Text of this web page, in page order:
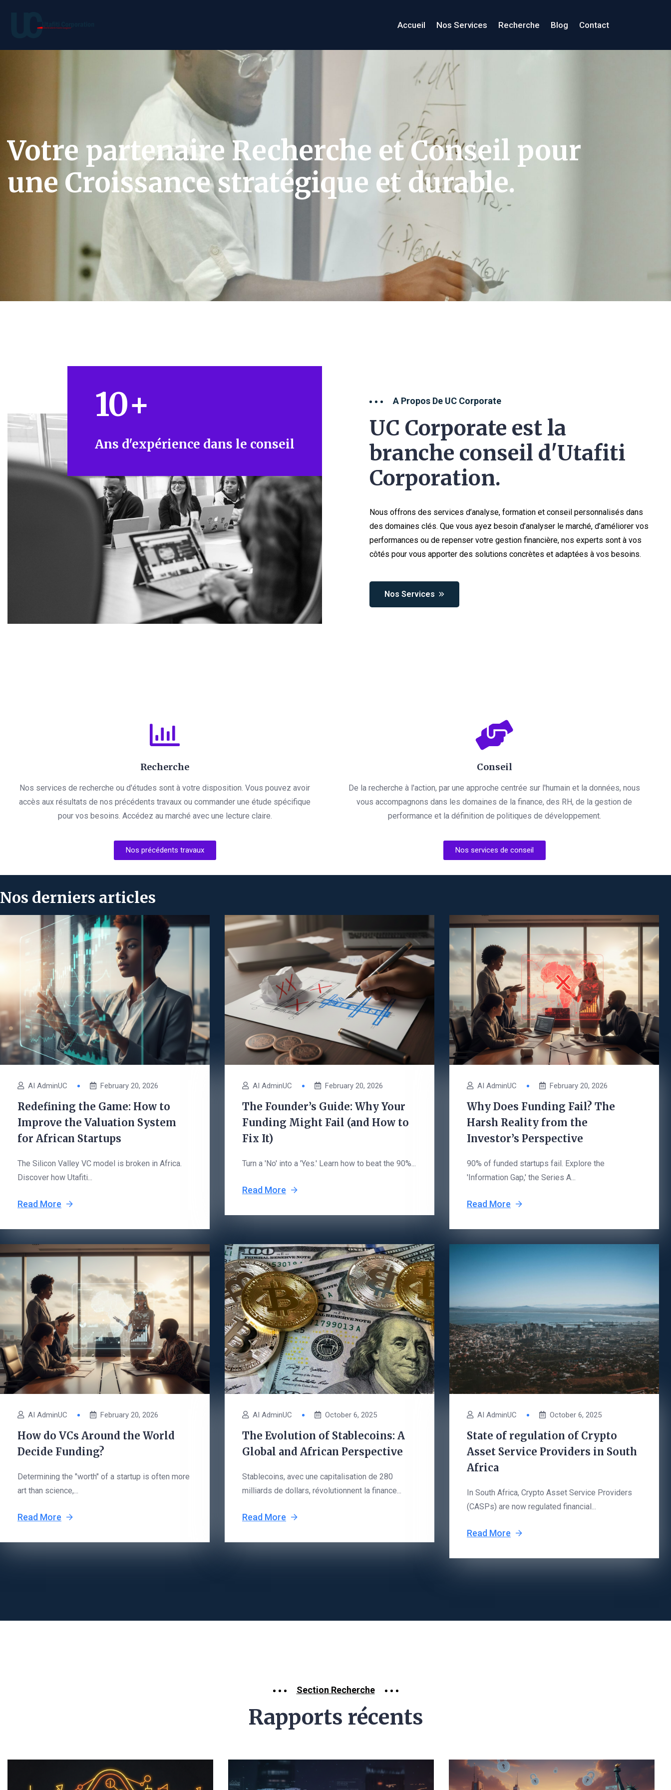
Accueil Nos Services Recherche Blog Contact
Votre partenaire Recherche et Conseil pour
une Croissance stratégique et durable.
10+
Ans d'expérience dans le conseil
A Propos De UC Corporate
UC Corporate est la
branche conseil d'Utafiti
Corporation.
Nous offrons des services d’analyse, formation et conseil personnalisés dans
des domaines clés. Que vous ayez besoin d’analyser le marché, d’améliorer vos
performances ou de repenser votre gestion financière, nos experts sont à vos
côtés pour vous apporter des solutions concrètes et adaptées à vos besoins.
Nos Services
Recherche
Nos services de recherche ou d'études sont à votre disposition. Vous pouvez avoir
accès aux résultats de nos précédents travaux ou commander une étude spécifique
pour vos besoins. Accédez au marché avec une lecture claire.
Nos précédents travaux
Conseil
De la recherche à l'action, par une approche centrée sur l'humain et la données, nous
vous accompagnons dans les domaines de la finance, des RH, de la gestion de
performance et la définition de politiques de développement.
Nos services de conseil
Nos derniers articles
AI AdminUC February 20, 2026
Redefining the Game: How to
Improve the Valuation System
for African Startups
The Silicon Valley VC model is broken in Africa.
Discover how Utafiti...
Read More
AI AdminUC February 20, 2026
The Founder’s Guide: Why Your
Funding Might Fail (and How to
Fix It)
Turn a 'No' into a 'Yes.' Learn how to beat the 90%...
Read More
AI AdminUC February 20, 2026
Why Does Funding Fail? The
Harsh Reality from the
Investor’s Perspective
90% of funded startups fail. Explore the
'Information Gap,' the Series A...
Read More
AI AdminUC February 20, 2026
How do VCs Around the World
Decide Funding?
Determining the "worth" of a startup is often more
art than science,...
Read More
AI AdminUC October 6, 2025
The Evolution of Stablecoins: A
Global and African Perspective
Stablecoins, avec une capitalisation de 280
milliards de dollars, révolutionnent la finance...
Read More
AI AdminUC October 6, 2025
State of regulation of Crypto
Asset Service Providers in South
Africa
In South Africa, Crypto Asset Service Providers
(CASPs) are now regulated financial...
Read More
Section Recherche
Rapports récents